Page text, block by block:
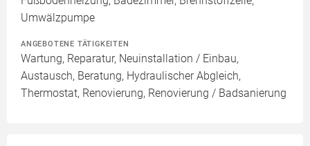
Umwälzpumpe
ANGEBOTENE TÄTIGKEITEN
Wartung, Reparatur, Neuinstallation / Einbau,
Austausch, Beratung, Hydraulischer Abgleich,
Thermostat, Renovierung, Renovierung / Badsanierung